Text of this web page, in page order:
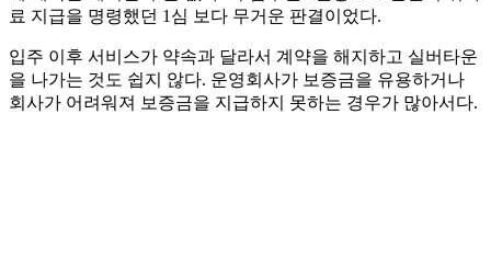
료 지급을 명령했던 1심 보다 무거운 판결이었다.
입주 이후 서비스가 약속과 달라서 계약을 해지하고 실버타운
을 나가는 것도 쉽지 않다. 운영회사가 보증금을 유용하거나
회사가 어려워져 보증금을 지급하지 못하는 경우가 많아서다.